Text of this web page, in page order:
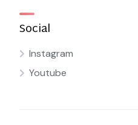
Social
Instagram
Youtube